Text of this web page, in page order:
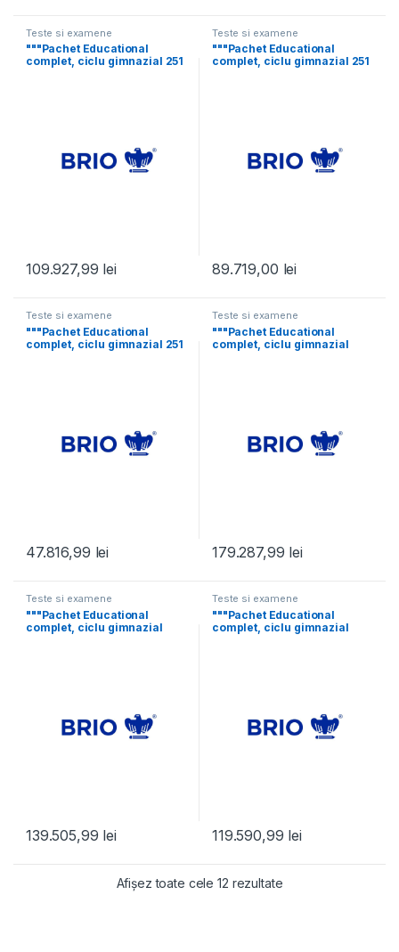
Teste si examene
"""Pachet Educational
complet, ciclu gimnazial 251
109.927,99 lei
Teste si examene
"""Pachet Educational
complet, ciclu gimnazial 251
89.719,00 lei
Teste si examene
"""Pachet Educational
complet, ciclu gimnazial 251
47.816,99 lei
Teste si examene
"""Pachet Educational
complet, ciclu gimnazial
179.287,99 lei
Teste si examene
"""Pachet Educational
complet, ciclu gimnazial
139.505,99 lei
Teste si examene
"""Pachet Educational
complet, ciclu gimnazial
119.590,99 lei
Afișez toate cele 12 rezultate